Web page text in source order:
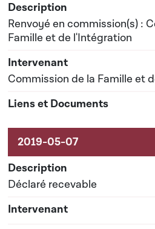
Renvoyé en commission(s) :
Famille et de l'Intégration
Commission de la Famille et
Déclaré recevable